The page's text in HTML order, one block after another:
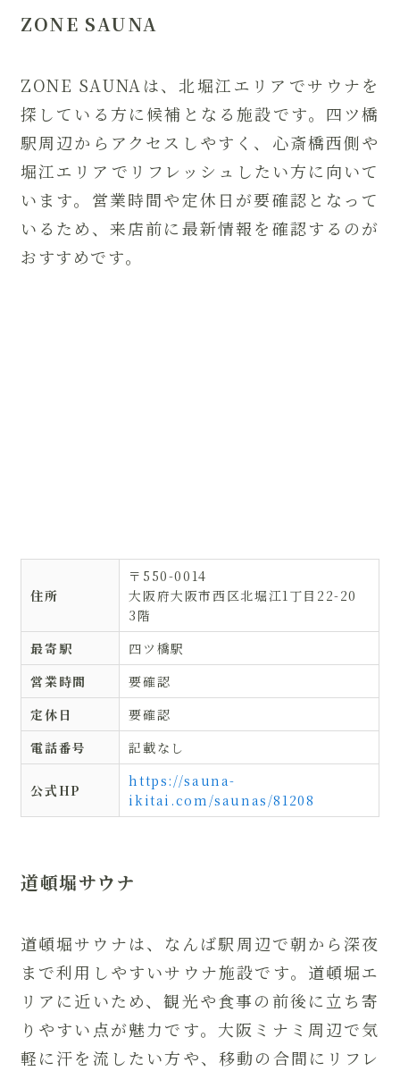
ZONE SAUNA
ZONE SAUNAは、北堀江エリアでサウナを
探している方に候補となる施設です。四ツ橋
駅周辺からアクセスしやすく、心斎橋西側や
堀江エリアでリフレッシュしたい方に向いて
います。営業時間や定休日が要確認となって
いるため、来店前に最新情報を確認するのが
おすすめです。
住所
〒550-0014
大阪府大阪市西区北堀江1丁目22-20
3階
最寄駅
四ツ橋駅
営業時間
要確認
定休日
要確認
電話番号
記載なし
公式HP
https://sauna-
ikitai.com/saunas/81208
道頓堀サウナ
道頓堀サウナは、なんば駅周辺で朝から深夜
まで利用しやすいサウナ施設です。道頓堀エ
リアに近いため、観光や食事の前後に立ち寄
りやすい点が魅力です。大阪ミナミ周辺で気
軽に汗を流したい方や、移動の合間にリフレ